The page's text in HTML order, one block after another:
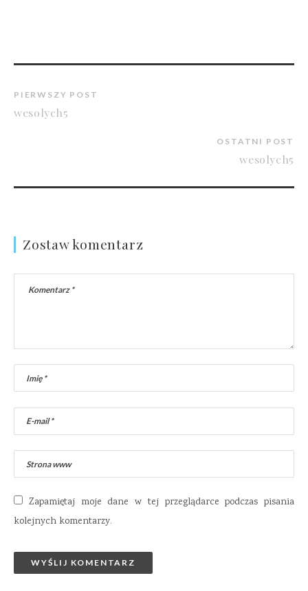
PIERWSZY POST
wesolych5
OSTATNI POST
wesolych5
Zostaw komentarz
Zapamiętaj moje dane w tej przeglądarce podczas pisania
kolejnych komentarzy.